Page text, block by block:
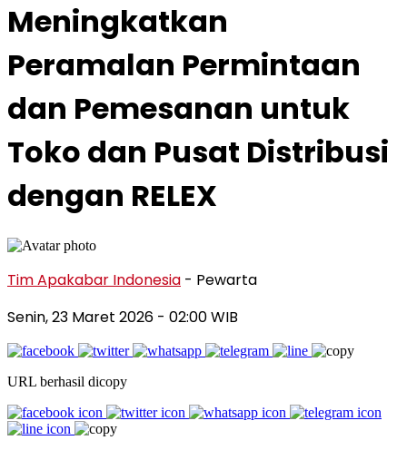
Meningkatkan
Peramalan Permintaan
dan Pemesanan untuk
Toko dan Pusat Distribusi
dengan RELEX
Tim Apakabar Indonesia - Pewarta
Senin, 23 Maret 2026 - 02:00 WIB
URL berhasil dicopy